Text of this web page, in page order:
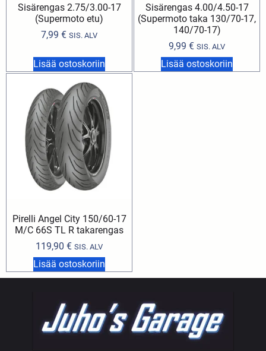
Sisärengas 2.75/3.00-17
(Supermoto etu)
7,99 € SIS. ALV
Lisää ostoskoriin
Sisärengas 4.00/4.50-17
(Supermoto taka 130/70-17,
140/70-17)
9,99 € SIS. ALV
Lisää ostoskoriin
Pirelli Angel City 150/60-17
M/C 66S TL R takarengas
119,90 € SIS. ALV
Lisää ostoskoriin